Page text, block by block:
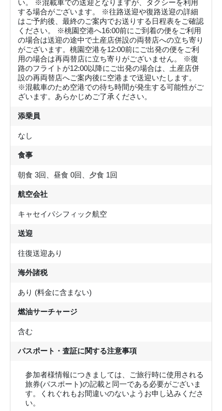
い。 ※混載車での送迎となりますが、タクシーを利用
する場合がございます。 ※往路送迎や復路送迎の詳細
はご予約後、最終のご案内でお送りする日程表をご確認
ください。 ※桃園空港へ16:00前にご到着の便をご利用
の場合は送迎の途中で土産店併設の両替店への立ち寄り
がございます。桃園空港を12:00前にご出発の便をご利
用の場合は再両替店に立ち寄りがございません。 ※復
路のフライトが12:00以降にご出発の場合は、土産店併
設の再両替店へご案内後に空港まで送迎いたします。
※混載車のため空港での待ち時間が発生する可能性がご
ざいます。あらかじめご了承ください。
添乗員
なし
食事
朝食 3回、昼食 0回、夕食 1回
航空会社
キャセイパシフィック航空
送迎
往復送迎あり
海外諸税
あり (料金に含まない)
燃油サーチャージ
含む
パスポート・査証に関する注意事項
参加者様情報につきましては、ご旅行時に使用される
旅券(パスポート)の記載と同一である必要がございま
す。くれぐれもお間違いのないようお申し込みくださ
い。